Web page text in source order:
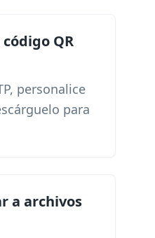
QR
personalice
para
a archivos